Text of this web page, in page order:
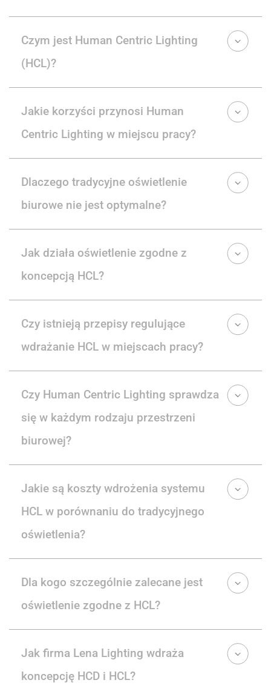
Czym jest Human Centric Lighting
(HCL)?
Jakie korzyści przynosi Human
Centric Lighting w miejscu pracy?
Dlaczego tradycyjne oświetlenie
biurowe nie jest optymalne?
Jak działa oświetlenie zgodne z
koncepcją HCL?
Czy istnieją przepisy regulujące
wdrażanie HCL w miejscach pracy?
Czy Human Centric Lighting sprawdza
się w każdym rodzaju przestrzeni
biurowej?
Jakie są koszty wdrożenia systemu
HCL w porównaniu do tradycyjnego
oświetlenia?
Dla kogo szczególnie zalecane jest
oświetlenie zgodne z HCL?
Jak firma Lena Lighting wdraża
koncepcję HCD i HCL?